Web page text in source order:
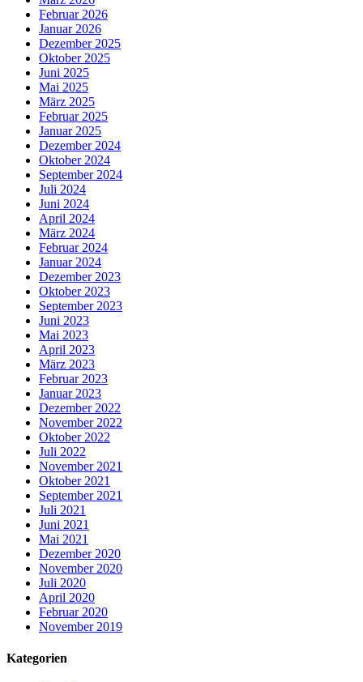
Februar 2026
Januar 2026
Dezember 2025
Oktober 2025
Juni 2025
Mai 2025
März 2025
Februar 2025
Januar 2025
Dezember 2024
Oktober 2024
September 2024
Juli 2024
Juni 2024
April 2024
März 2024
Februar 2024
Januar 2024
Dezember 2023
Oktober 2023
September 2023
Juni 2023
Mai 2023
April 2023
März 2023
Februar 2023
Januar 2023
Dezember 2022
November 2022
Oktober 2022
Juli 2022
November 2021
Oktober 2021
September 2021
Juli 2021
Juni 2021
Mai 2021
Dezember 2020
November 2020
Juli 2020
April 2020
Februar 2020
November 2019
Kategorien